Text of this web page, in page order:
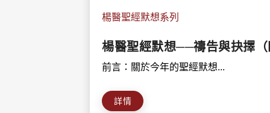
楊醫聖經默想系列
楊醫聖經默想──禱告與抉擇
前言：關於今年的聖經默想...
詳情